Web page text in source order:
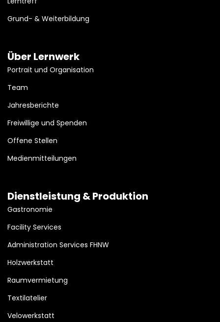
Grund- & Weiterbildung
Über Lernwerk
Portrait und Organisation
Team
Jahresberichte
Freiwillige und Spenden
Offene Stellen
Medienmitteilungen
Dienstleistung & Produktion
Gastronomie
Facility Services
Administration Services FHNW
Holzwerkstatt
Raumvermietung
Textilatelier
Velowerkstatt